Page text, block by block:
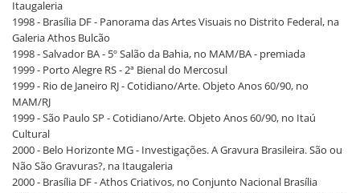
Itaugaleria
1998 - Brasília DF - Panorama das Artes Visuais no Distrito Federal, na
Galeria Athos Bulcão
1998 - Salvador BA - 5º Salão da Bahia, no MAM/BA - premiada
1999 - Porto Alegre RS - 2ª Bienal do Mercosul
1999 - Rio de Janeiro RJ - Cotidiano/Arte. Objeto Anos 60/90, no
MAM/RJ
1999 - São Paulo SP - Cotidiano/Arte. Objeto Anos 60/90, no Itaú
Cultural
2000 - Belo Horizonte MG - Investigações. A Gravura Brasileira. São ou
Não São Gravuras?, na Itaugaleria
2000 - Brasília DF - Athos Criativos, no Conjunto Nacional Brasília